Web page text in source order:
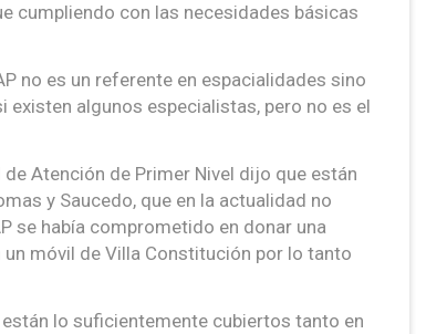
cumpliendo con las necesidades básicas
no es un referente en espacialidades sino
existen algunos especialistas, pero no es el
Atención de Primer Nivel dijo que están
y Saucedo, que en la actualidad no
se había comprometido en donar una
móvil de Villa Constitución por lo tanto
lo suficientemente cubiertos tanto en